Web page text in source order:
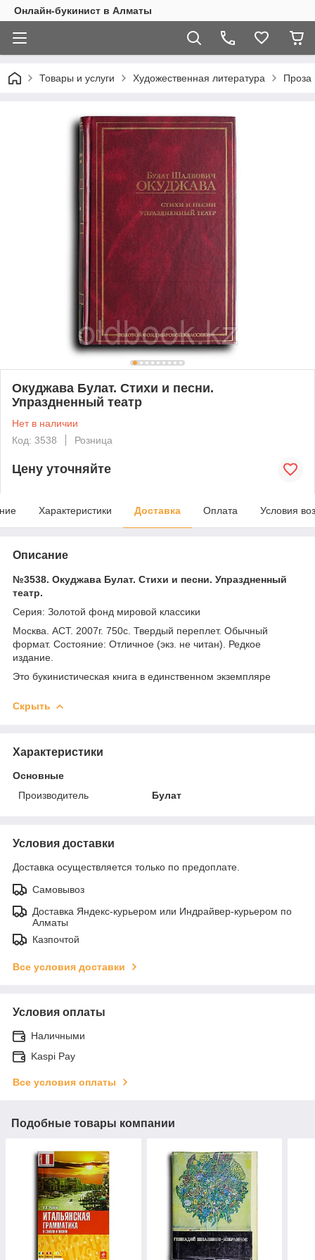
Онлайн-букинист в Алматы
Товары и услуги Художественная литература Проза
Окуджава Булат. Стихи и песни.
Упраздненный театр
Нет в наличии
Код: 3538
Розница
Цену уточняйте
Характеристики Доставка Оплата Условия
Описание
№3538. Окуджава Булат. Стихи и песни. Упраздненный
театр.
Серия: Золотой фонд мировой классики
Москва. АСТ. 2007г. 750с. Твердый переплет. Обычный
формат. Состояние: Отличное (экз. не читан). Редкое
издание.
Это букинистическая книга в единственном экземпляре
Скрыть
Характеристики
Основные
Производитель
Булат
Условия доставки
Доставка осуществляется только по предоплате.
Самовывоз
Доставка Яндекс-курьером или Индрайвер-курьером по
Алматы
Казпочтой
Все условия доставки
Условия оплаты
Наличными
Kaspi Pay
Все условия оплаты
Подобные товары компании